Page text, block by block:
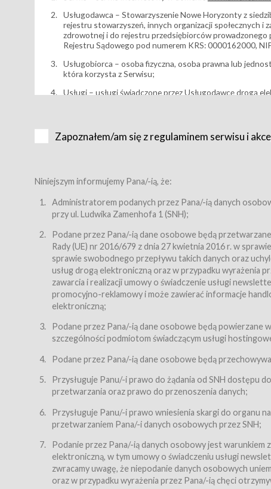
Usługodawca – Stowarzyszenie Nowe Horyzonty z
rejestru stowarzyszeń, innych organizacji społecznych i
zdrowotnej i do rejestru przedsiębiorców prowadzonego
Rejestru Sądowego pod numerem KRS: 0000162000,
Usługobiorca – osoba fizyczna, osoba prawna lub
która korzysta z Serwisu;
Usługi – usługi świadczone przez Usługodawcę drogą
Karnety – wybrane dokumenty potwierdzające zawarcie
Bilety – wybrane dokumenty potwierdzające zawarcie
przewidziane przez Usługodawcę dla danego
filmowych, wydarzeniach specjalnych i koncertach;
Sklep – sklep internetowy prowadzony przez
Regulamin – niniejszy regulamin.
§ 2
Postanowienia ogólne
Regulamin określa zasady:
świadczenia Usługobiorcom Usług przez
zasady świadczenia precyzują odrębne regulaminy,
przetwarzania przez Usługodawcę danych
Usługodawca świadczy w szczególności następujące
dnia 18 lipca 2002 r. o świadczeniu usług drogą
nieodpłatnie.
usługę przeglądania i odczytywania przez
usługę newsletter,
usługę zawierania na odległość umów nabycia
usługę zawierania na odległość umów sprzedaży w
Usługodawca świadczy Usługi drogą elektroniczną w
(Dz.U. z 2002 r., Nr 144, poz. 1204, z późń. zm.). Usługi
Zapoznałem/am się z regulaminem serwisu i
Niniejszym informujemy Pana/-ią, że:
Administratorem podanych przez Pana/-ią danych
przy ul. Ludwika Zamenhofa 1 (SNH);
Podane przez Pana/-ią dane osobowe będą
Rady (UE) nr 2016/679 z dnia 27 kwietnia 2016 r. w
sprawie swobodnego przepływu takich danych oraz
usług drogą elektroniczną oraz w przypadku wyrażenia
zawarcia i realizacji umowy o świadczenie usługi
promocyjno-reklamowy i może zawierać informacje
elektroniczną;
Podane przez Pana/-ią dane osobowe będą powierzane
szczególności podmiotom świadczącym usługi
Podane przez Pana/-ią dane osobowe będą
Przysługuje Panu/-i prawo do żądania od SNH dostępu
przetwarzania oraz prawo do przenoszenia danych;
Przysługuje Panu/-i prawo wniesienia skargi do organu
przetwarzaniem Pana/-i danych osobowych przez SNH;
Podanie przez Pana/-ią danych osobowy jest warunkiem
elektroniczną, w tym umowy o świadczeniu usługi
zwracamy uwagę, że niepodanie danych osobowych
oraz w przypadku wyrażenia przez Pana/-ią chęci